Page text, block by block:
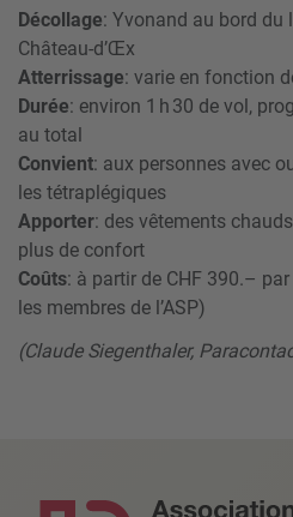
Décollage: Yvonand au bord du
Château-d’Œx
Atterrissage: varie en fonction
Durée: environ 1 h 30 de vol,
au total
Convient: aux personnes avec
les tétraplégiques
Apporter: des vêtements
plus de confort
Coûts: à partir de CHF 390.–
les membres de l’ASP)
(Claude Siegenthaler,